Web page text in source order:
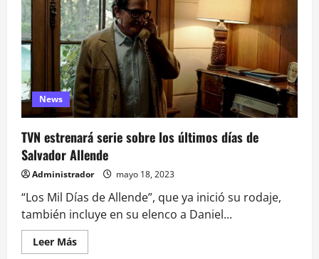
News
TVN estrenará serie sobre los últimos días de
Salvador Allende
Administrador mayo 18, 2023
“Los Mil Días de Allende”, que ya inició su rodaje,
también incluye en su elenco a Daniel...
Leer MásLeer
más